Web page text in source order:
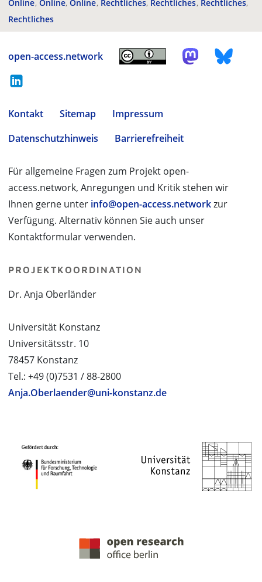
Online Online Online Rechtliches Rechtliches Rechtliches
Rechtliches
open-access.network
Kontakt Sitemap
Impressum
Datenschutzhinweis
Barrierefreiheit
Für allgemeine Fragen zum Projekt open-
access.network, Anregungen und Kritik stehen wir
Ihnen gerne unter info@open-access.networkzur
Verfügung. Alternativ können Sie auch unser
Kontaktformular verwenden.
PROJEKTKOORDINATION
Dr. Anja Oberländer
Universität Konstanz
Universitätsstr. 10
78457 Konstanz
Tel.: +49 (0)7531 / 88-2800
Anja.Oberlaender@uni-konstanz.de